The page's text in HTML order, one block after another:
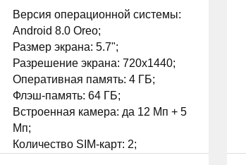
Версия операционной системы:
Android 8.0 Oreo;
Размер экрана: 5.7";
Разрешение экрана: 720x1440;
Оперативная память: 4 ГБ;
Флэш-память: 64 ГБ;
Встроенная камера: да 12 Мп + 5
Мп;
Количество SIM-карт: 2;